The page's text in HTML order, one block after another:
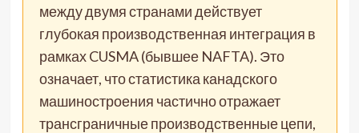
между двумя странами действует
глубокая производственная интеграция в
рамках CUSMA (бывшее NAFTA). Это
означает, что статистика канадского
машиностроения частично отражает
трансграничные производственные цепи,